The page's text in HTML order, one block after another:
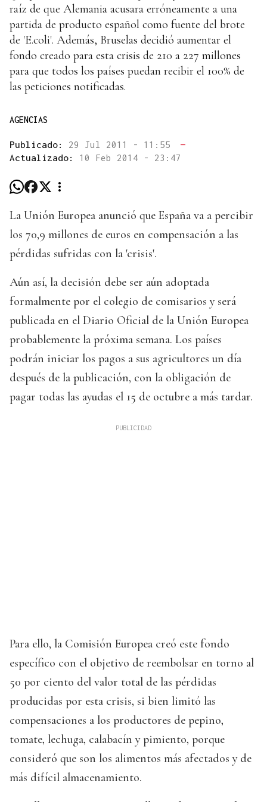
raíz de que Alemania acusara erróneamente a una
partida de producto español como fuente del brote
de 'E.coli'. Además, Bruselas decidió aumentar el
fondo creado para esta crisis de 210 a 227 millones
para que todos los países puedan recibir el 100% de
las peticiones notificadas.
AGENCIAS
Publicado: 29 Jul 2011 - 11:55
—
Actualizado: 10 Feb 2014 - 23:47
La Unión Europea anunció que España va a percibir
los 70,9 millones de euros en compensación a las
pérdidas sufridas con la 'crisis'.
Aún así, la decisión debe ser aún adoptada
formalmente por el colegio de comisarios y será
publicada en el Diario Oficial de la Unión Europea
probablemente la próxima semana. Los países
podrán iniciar los pagos a sus agricultores un día
después de la publicación, con la obligación de
pagar todas las ayudas el 15 de octubre a más tardar.
Para ello, la Comisión Europea creó este fondo
específico con el objetivo de reembolsar en torno al
50 por ciento del valor total de las pérdidas
producidas por esta crisis, si bien limitó las
compensaciones a los productores de pepino,
tomate, lechuga, calabacín y pimiento, porque
consideró que son los alimentos más afectados y de
más difícil almacenamiento.